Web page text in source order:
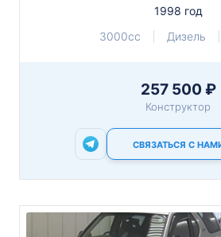
1998 год
3000cc
Дизель
257 500 ₽
Конструктор
СВЯЗАТЬСЯ С